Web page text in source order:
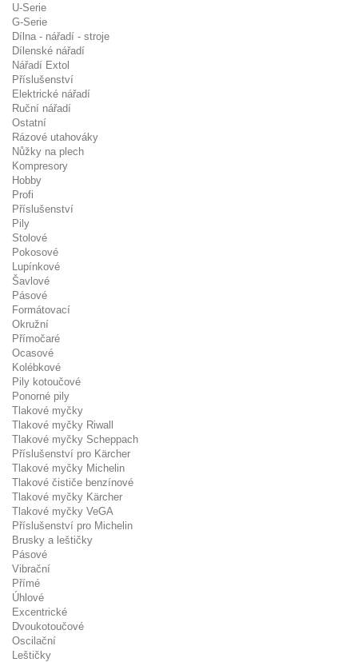
U-Serie
G-Serie
Dílna - nářadí - stroje
Dílenské nářadí
Nářadí Extol
Příslušenství
Elektrické nářadí
Ruční nářadí
Ostatní
Rázové utahováky
Nůžky na plech
Kompresory
Hobby
Profi
Příslušenství
Pily
Stolové
Pokosové
Lupínkové
Šavlové
Pásové
Formátovací
Okružní
Přímočaré
Ocasové
Kolébkové
Pily kotoučové
Ponorné pily
Tlakové myčky
Tlakové myčky Riwall
Tlakové myčky Scheppach
Příslušenství pro Kärcher
Tlakové myčky Michelin
Tlakové čističe benzínové
Tlakové myčky Kärcher
Tlakové myčky VeGA
Příslušenství pro Michelin
Brusky a leštičky
Pásové
Vibrační
Přímé
Úhlové
Excentrické
Dvoukotoučové
Oscilační
Leštičky